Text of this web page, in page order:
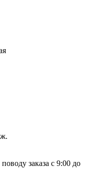
заказа с 9:00 до